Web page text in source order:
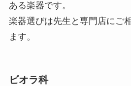
ある楽器です。
楽器選びは先生と専門店にご
ます。
ビオラ科